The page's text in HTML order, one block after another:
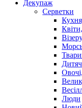
Декупаж
Серветки
Люди